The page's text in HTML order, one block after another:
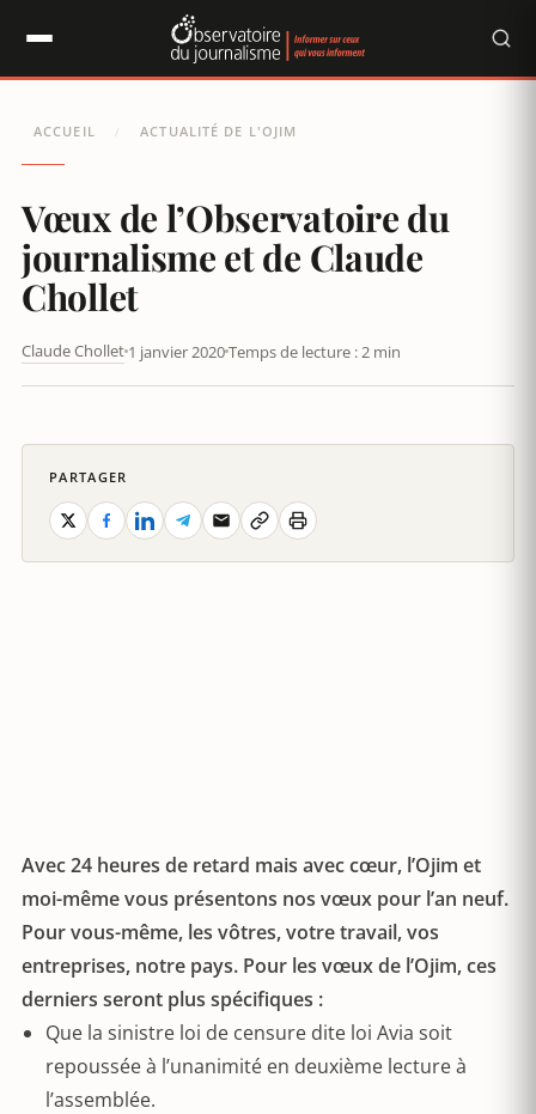
ACCUEIL / ACTUALITÉ DE L'OJIM
Vœux de l’Observatoire du
journalisme et de Claude
Chollet
Claude Chollet 1 janvier 2020Temps de lecture : 2 min
Avec 24 heures de retard mais avec cœur, l’Ojim et
moi-même vous présentons nos vœux pour l’an neuf.
Pour vous-même, les vôtres, votre travail, vos
entreprises, notre pays. Pour les vœux de l’Ojim, ces
derniers seront plus spécifiques :
Que la sinistre loi de censure dite loi Avia soit
repoussée à l’unanimité en deuxième lecture à
l’assemblée.
PARTAGER
Panneau de gestion des cookies